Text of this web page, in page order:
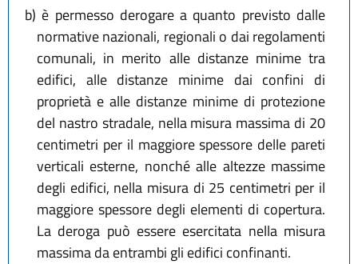
b) è permesso derogare a quanto previsto dalle
normative nazionali, regionali o dai regolamenti
comunali, in merito alle distanze minime tra
edifici, alle distanze minime dai confini di
proprietà e alle distanze minime di protezione
del nastro stradale, nella misura massima di 20
centimetri per il maggiore spessore delle pareti
verticali esterne, nonché alle altezze massime
degli edifici, nella misura di 25 centimetri per il
maggiore spessore degli elementi di copertura.
La deroga può essere esercitata nella misura
massima da entrambi gli edifici confinanti.